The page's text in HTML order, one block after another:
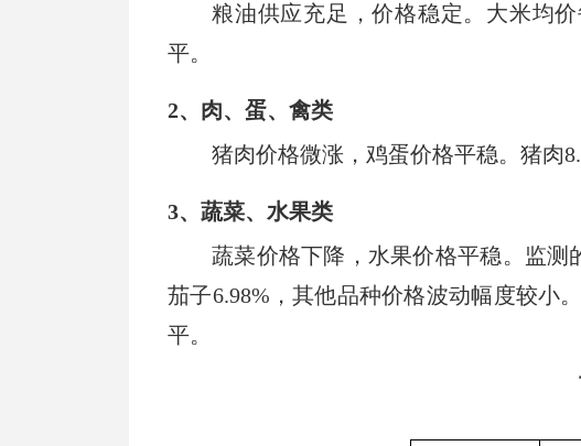
粮油供应充足，价格稳定。大米均
平。
2、肉、蛋、禽类
猪肉价格微涨，鸡蛋价格平稳。猪肉
3、蔬菜、水果类
蔬菜价格下降，水果价格平稳。监测
茄子6.98%，其他品种价格波动幅度较小
平。